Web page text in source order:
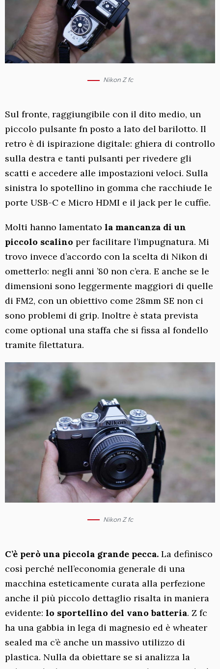
Nikon Z fc
Sul fronte, raggiungibile con il dito medio, un
piccolo pulsante fn posto a lato del barilotto. Il
retro è di ispirazione digitale: ghiera di controllo
sulla destra e tanti pulsanti per rivedere gli
scatti e accedere alle impostazioni veloci. Sulla
sinistra lo spotellino in gomma che racchiude le
porte USB-C e Micro HDMI e il jack per le cuffie.
Molti hanno lamentato la mancanza di un
piccolo scalino per facilitare l’impugnatura. Mi
trovo invece d’accordo con la scelta di Nikon di
ometterlo: negli anni ’80 non c’era. E anche se le
dimensioni sono leggermente maggiori di quelle
di FM2, con un obiettivo come 28mm SE non ci
sono problemi di grip. Inoltre è stata prevista
come optional una staffa che si fissa al fondello
tramite filettatura.
Nikon Z fc
C’è però una piccola grande pecca. La definisco
così perché nell’economia generale di una
macchina esteticamente curata alla perfezione
anche il più piccolo dettaglio risalta in maniera
evidente: lo sportellino del vano batteria. Z fc
ha una gabbia in lega di magnesio ed è wheater
sealed ma c’è anche un massivo utilizzo di
plastica. Nulla da obiettare se si analizza la